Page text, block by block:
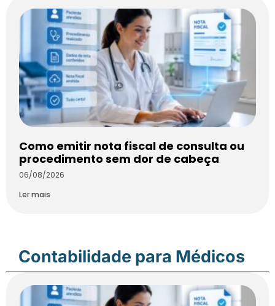
Como emitir nota fiscal de consulta ou
procedimento sem dor de cabeça
06/08/2026
Ler mais
Contabilidade para Médicos